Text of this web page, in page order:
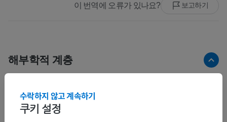
이 번역에 오류가 있나요? 보고하기
해부학적 계층
인체 해부학 2
쿠키 설정
수락하지 않고 계속하기